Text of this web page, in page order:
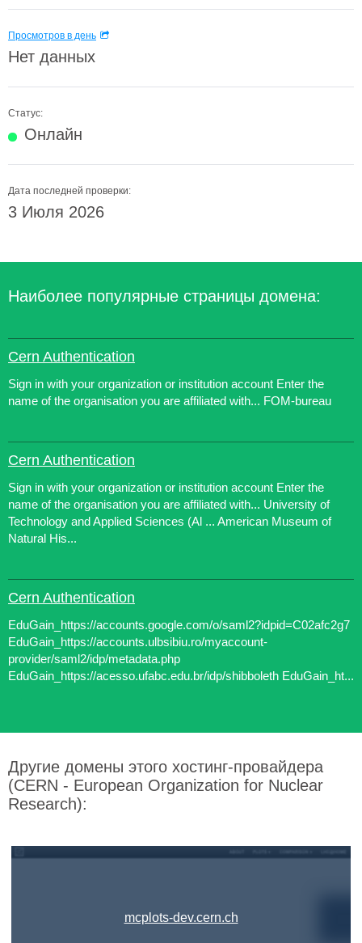
Просмотров в день
Нет данных
Статус:
Онлайн
Дата последней проверки:
3 Июля 2026
Наиболее популярные страницы домена:
Cern Authentication
Sign in with your organization or institution account Enter the
name of the organisation you are affiliated with... FOM-bureau
Cern Authentication
Sign in with your organization or institution account Enter the
name of the organisation you are affiliated with... University of
Technology and Applied Sciences (Al ... American Museum of
Natural His...
Cern Authentication
EduGain_https://accounts.google.com/o/saml2?idpid=C02afc2g7
EduGain_https://accounts.ulbsibiu.ro/myaccount-
provider/saml2/idp/metadata.php
EduGain_https://acesso.ufabc.edu.br/idp/shibboleth EduGain_ht...
Другие домены этого хостинг-провайдера
(CERN - European Organization for Nuclear
Research):
mcplots-dev.cern.ch